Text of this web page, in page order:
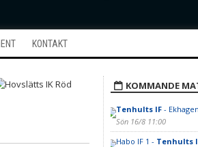
KONTAKT
KOMMANDE
Tenhults IF-
Sön 16/8 11:00
Habo IF 1 - Tenhults